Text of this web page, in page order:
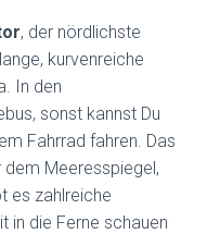
, der nördlichste
kurvenreiche
In den
sonst kannst Du
Fahrrad fahren. Das
Meeresspiegel,
es zahlreiche
in die Ferne schauen